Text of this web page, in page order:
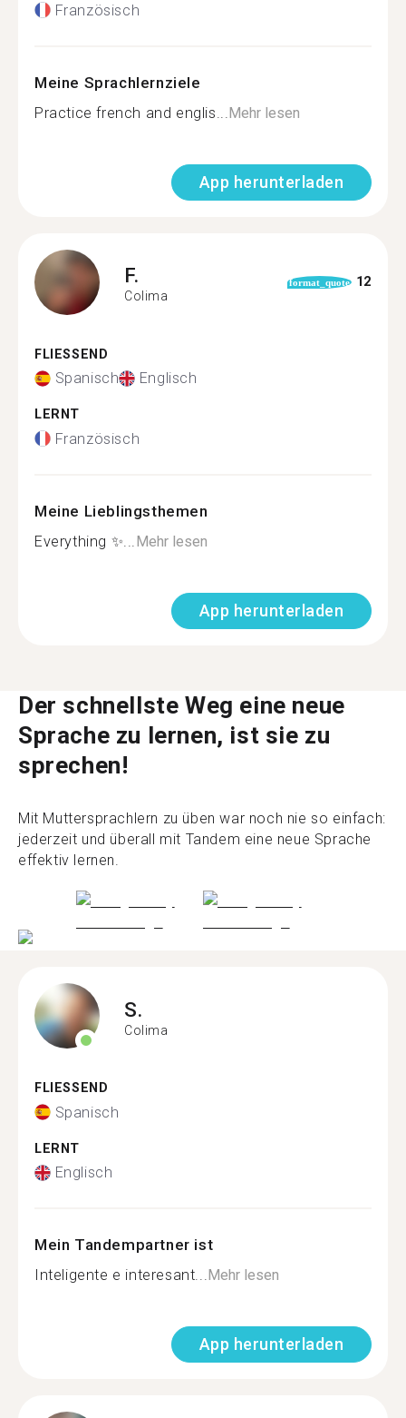
Französisch
Meine Sprachlernziele
Practice french and englis... Mehr lesen
App herunterladen
F.
Colima
format_quote 12
FLIESSEND
Spanisch Englisch
LERNT
Französisch
Meine Lieblingsthemen
Everything ✨... Mehr lesen
App herunterladen
Der schnellste Weg eine neue
Sprache zu lernen, ist sie zu
sprechen!
Mit Muttersprachlern zu üben war noch nie so einfach:
jederzeit und überall mit Tandem eine neue Sprache
effektiv lernen.
S.
Colima
FLIESSEND
Spanisch
LERNT
Englisch
Mein Tandempartner ist
Inteligente e interesant...Mehr lesen
App herunterladen